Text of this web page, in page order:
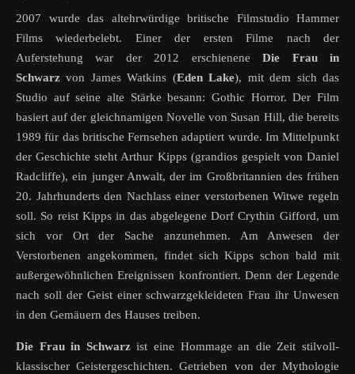
2007 wurde das altehrwürdige britische Filmstudio Hammer
Films wiederbelebt. Einer der ersten Filme nach der
Auferstehung war der 2012 erschieneneDie Frau in
Schwarz von James Watkins (Eden Lake), mit dem sich das
Studio auf seine alte Stärke besann: Gothic Horror. Der Film
basiert auf der gleichnamigen Novelle von Susan Hill, die bereits
1989 für das britische Fernsehen adaptiert wurde. Im Mittelpunkt
der Geschichte steht Arthur Kipps (grandios gespielt von Daniel
Radcliffe), ein junger Anwalt, der im Großbritannien des frühen
20. Jahrhunderts den Nachlass einer verstorbenen Witwe regeln
soll. So reist Kipps in das abgelegene Dorf Crythin Gifford, um
sich vor Ort der Sache anzunehmen. Am Anwesen der
Verstorbenen angekommen, findet sich Kipps schon bald mit
außergewöhnlichen Ereignissen konfrontiert. Denn der Legende
nach soll der Geist einer schwarzgekleideten Frau ihr Unwesen
in den Gemäuern des Hauses treiben.
Die Frau in Schwarzist eine Hommage an die Zeit stilvoll-
klassischer Geistergeschichten. Getrieben von der Mythologie